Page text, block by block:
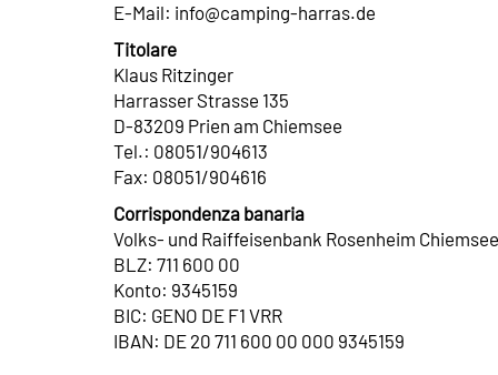
E-Mail: info@camping-harras.de
Titolare
Klaus Ritzinger
Harrasser Strasse 135
D-83209 Prien am Chiemsee
Tel.: 08051/904613
Fax: 08051/904616
Corrispondenza banaria
Volks- und Raiffeisenbank Rosenheim
BLZ: 711 600 00
Konto: 9345159
BIC: GENO DE F1 VRR
IBAN: DE 20 711 600 00 000 9345159